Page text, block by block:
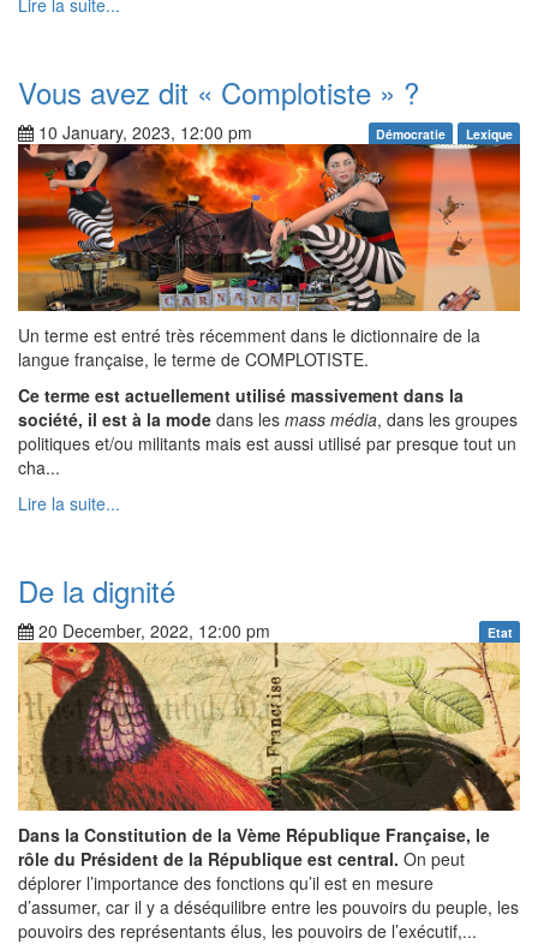
Vous avez dit « Complotiste » ?
10 January, 2023, 12:00 pm Démocratie Lexique
Un terme est entré très récemment dans le dictionnaire de la
langue française, le terme de COMPLOTISTE.
Ce terme est actuellement utilisé massivement dans la
société, il est à la mode dans les mass média, dans les groupes
politiques et/ou militants mais est aussi utilisé par presque tout un
cha...
Lire la suite...
De la dignité
20 December, 2022, 12:00 pm Etat
Dans la Constitution de la Vème République Française, le
rôle du Président de la République est central. On peut
déplorer l’importance des fonctions qu’il est en mesure
d’assumer, car il y a déséquilibre entre les pouvoirs du peuple, les
pouvoirs des représentants élus, les pouvoirs de l’exécutif,...